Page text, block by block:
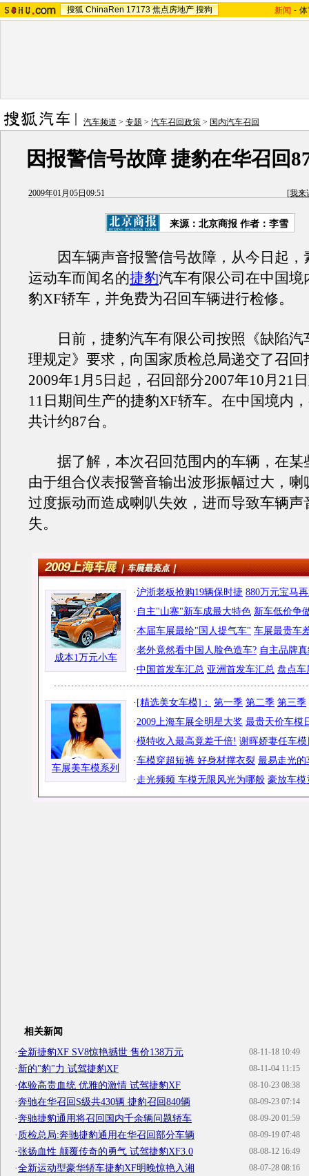
搜狐 ChinaRen 17173 焦点房地产 搜狗 新闻 -
汽车频道 > 专题 > 汽车召回政策 > 国内汽车召回
因报警信号故障 捷豹在华召回
2009年01月05日09:51 [我来
来源： 北京商报 作者：李雪
因车辆声音报警信号故障，从今日起，
运动车而闻名的捷豹汽车有限公司在中国境
豹XF轿车，并免费为召回车辆进行检修。
日前，捷豹汽车有限公司按照《缺陷汽
理规定》要求，向国家质检总局递交了召回
2009年1月5日起，召回部分2007年10月21
11日期间生产的捷豹XF轿车。在中国境内
共计约87台。
据了解，本次召回范围内的车辆，在某
由于组合仪表报警音输出波形振幅过大，喇
过度振动而造成喇叭失效，进而导致车辆声
失。
成本1万元小车
·沪浙老板抢购19辆保时捷 880万元宝马
· 自主"山寨"新车成最大特色 新车低价争
·本届车展最给"国人提气车" 车展最贵车
·老外竟然看中国人脸色造车? 自主品牌
·中国首发车汇总 亚洲首发车汇总 盘点车
车展美车模系列
· [精选美女车模]： 第一季 第二季 第三季
·2009上海车展全明星大奖 最贵天价车模
·模特收入最高竟差千倍! 谢晖娇妻任车
·车模穿超短裤 好身材撑衣裂 最易走光的
· 走光频频 车模无限风光为哪般 豪放车模
相关新闻
08-11-18 10:49
·全新捷豹XF SV8惊艳撼世 售价138万元
08-11-04 11:15
·新的"豹"力 试驾捷豹XF
08-10-23 08:38
·体验高贵血统 优雅的激情 试驾捷豹XF
08-09-23 07:14
·奔驰在华召回S级共430辆 捷豹召回840辆
08-09-20 01:59
·奔驰捷豹通用将召回国内千余辆问题轿车
08-09-19 07:48
· 质检总局:奔驰捷豹通用在华召回部分车辆
08-08-12 16:49
·张扬血性 颠覆传奇的勇气 试驾捷豹XF3.0
08-07-28 08:16
·全新运动型豪华轿车捷豹XF明晚惊艳入湘